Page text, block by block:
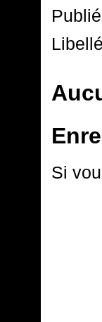
Si